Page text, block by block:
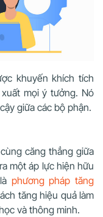
khuyến khích tích
mọi ý tưởng. Nó
giữa các bộ phận.
căng thẳng giữa
một áp lực hiện hữu
phương pháp tăng
tăng hiệu quả làm
và thông minh.